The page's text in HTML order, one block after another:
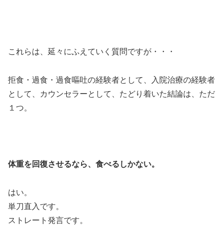
これらは、延々にふえていく質問ですが・・・
拒食・過食・過食嘔吐の経験者として、入院治療の経験者
として、カウンセラーとして、たどり着いた結論は、ただ
１つ。
体重を回復させるなら、食べるしかない。
はい。
単刀直入です。
ストレート発言です。